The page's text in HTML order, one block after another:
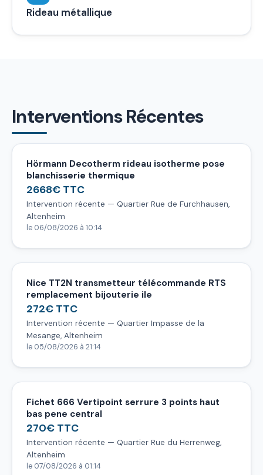
Rideau métallique
Interventions Récentes
Hörmann Decotherm rideau isotherme pose
blanchisserie thermique
2668€ TTC
Intervention récente — Quartier Rue de Furchhausen,
Altenheim
le 06/08/2026 à 10:14
Nice TT2N transmetteur télécommande RTS
remplacement bijouterie ile
272€ TTC
Intervention récente — Quartier Impasse de la
Mesange, Altenheim
le 05/08/2026 à 21:14
Fichet 666 Vertipoint serrure 3 points haut
bas pene central
270€ TTC
Intervention récente — Quartier Rue du Herrenweg,
Altenheim
le 07/08/2026 à 01:14